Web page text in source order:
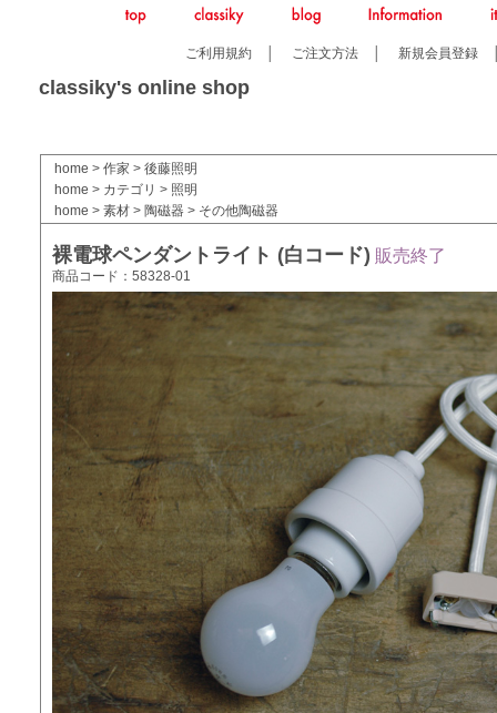
ご利用規約 ご注文方法 新規会員登録
classiky's online shop
home > 作家 > 後藤照明
home > カテゴリ > 照明
home > 素材 > 陶磁器 > その他陶磁器
裸電球ペンダントライト (白コード) 販売終了
商品コード：58328-01